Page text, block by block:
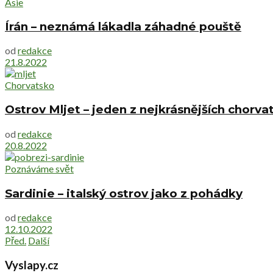
Írán – neznámá lákadla záhadné pouště
od redakce
21.8.2022
Chorvatsko
Ostrov Mljet – jeden z nejkrásnějších
od redakce
20.8.2022
Poznáváme svět
Sardinie – italský ostrov jako z pohádky
od redakce
12.10.2022
Před. Další
Vyslapy.cz